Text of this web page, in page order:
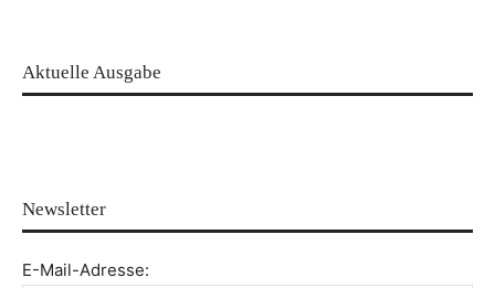
Aktuelle Ausgabe
Newsletter
E-Mail-Adresse: